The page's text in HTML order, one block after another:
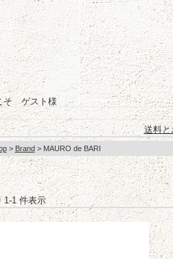
そ ゲスト様
送料と
> Brand> MAURO de BARI
1-1 件表示